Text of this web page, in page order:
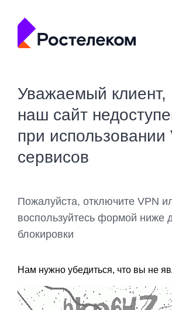
Уважаемый клиент,
наш сайт
при использовании
сервисов
Пожалуйста, отключите VPN
воспользуйтесь формой ниже
блокировки
Нам нужно убедиться, что вы не